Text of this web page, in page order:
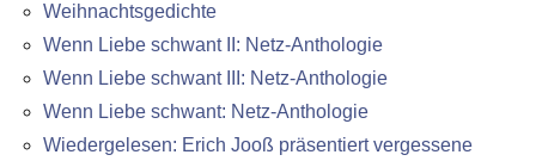
Weihnachtsgedichte
Wenn Liebe schwant II: Netz-Anthologie
Wenn Liebe schwant III: Netz-Anthologie
Wenn Liebe schwant: Netz-Anthologie
Wiedergelesen: Erich Jooß präsentiert vergessene